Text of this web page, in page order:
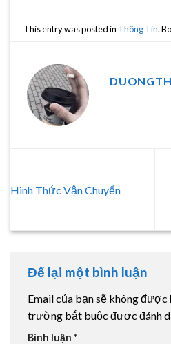
This entry was posted in Thông Tin.
Hình Thức Vận Chuyển
Để lại một bình luận
Email của bạn sẽ không được
trường bắt buộc được đánh
Bình luận *